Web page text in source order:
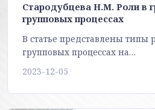
Стародубцева Н.М. Роли в
групповых процессах
В статье представлены типы
групповых процессах на…
2023-12-05